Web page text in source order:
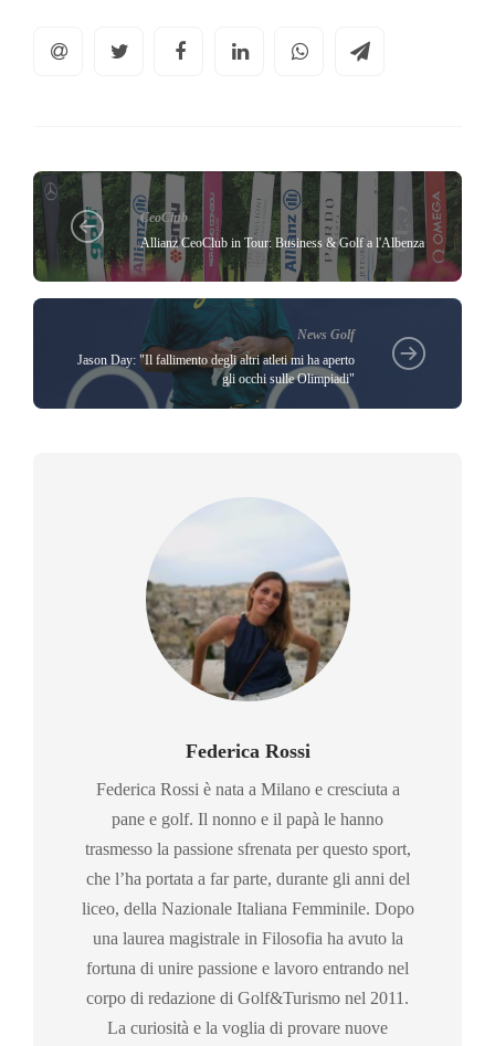
CeoClub
Allianz CeoClub in Tour: Business & Golf a l'Albenza
News Golf
Jason Day: "Il fallimento degli altri atleti mi ha aperto
gli occhi sulle Olimpiadi"
Federica Rossi
Federica Rossi è nata a Milano e cresciuta a
pane e golf. Il nonno e il papà le hanno
trasmesso la passione sfrenata per questo sport,
che l’ha portata a far parte, durante gli anni del
liceo, della Nazionale Italiana Femminile. Dopo
una laurea magistrale in Filosofia ha avuto la
fortuna di unire passione e lavoro entrando nel
corpo di redazione di Golf&Turismo nel 2011.
La curiosità e la voglia di provare nuove